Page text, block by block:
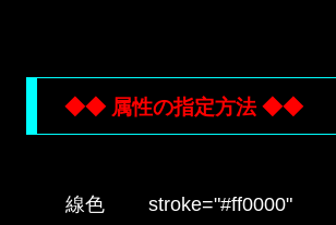
◆◆ 属性の指定方法 ◆◆
線色        stroke="#ff0000"